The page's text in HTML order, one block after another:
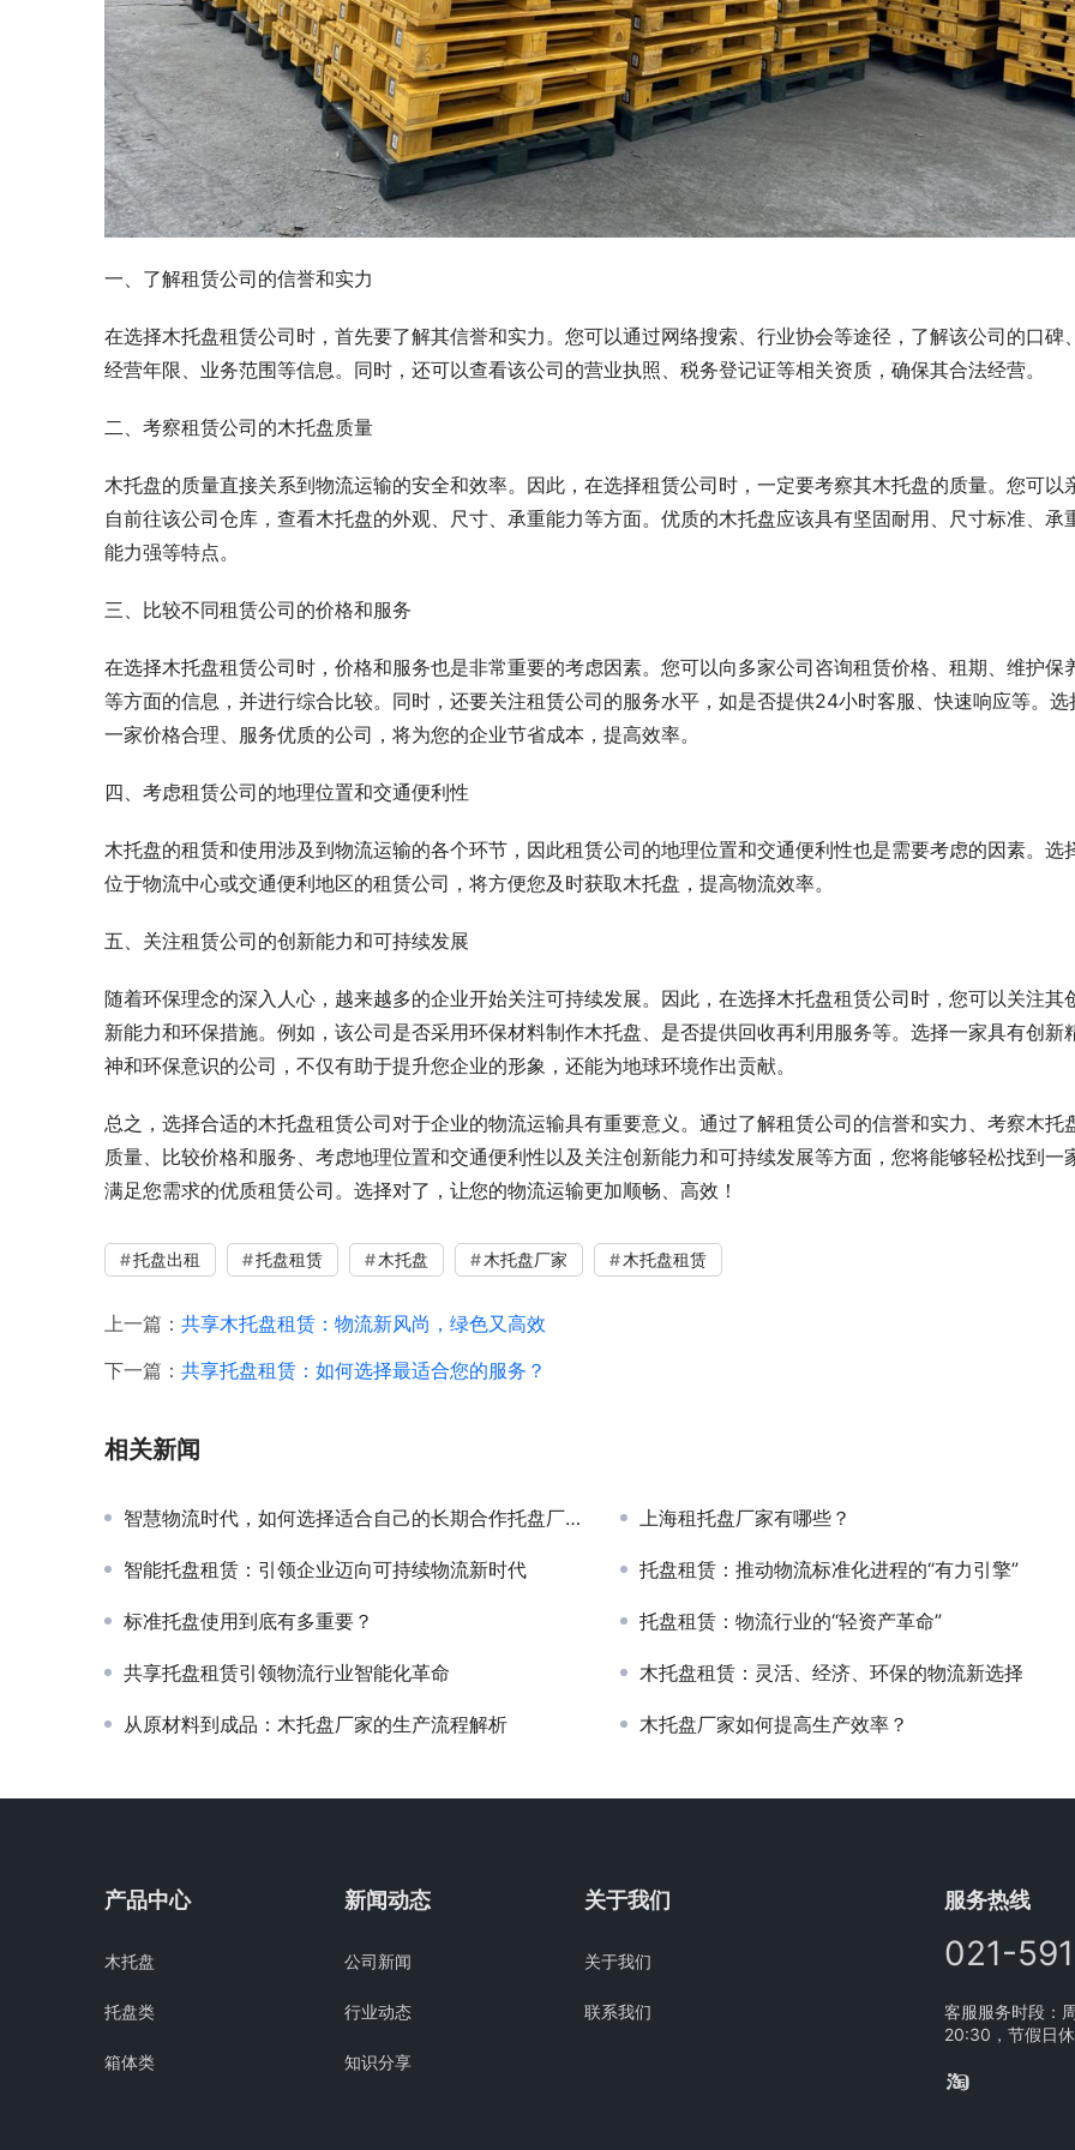
一、了解租赁公司的信誉和实力
在选择木托盘租赁公司时，首先要了解其信誉和实力。您可以通过网络搜索、行业协会等途径，了解该公司的口碑、
经营年限、业务范围等信息。同时，还可以查看该公司的营业执照、税务登记证等相关资质，确保其合法经营。
二、考察租赁公司的木托盘质量
木托盘的质量直接关系到物流运输的安全和效率。因此，在选择租赁公司时，一定要考察其木托盘的质量。您可以
自前往该公司仓库，查看木托盘的外观、尺寸、承重能力等方面。优质的木托盘应该具有坚固耐用、尺寸标准、承
能力强等特点。
三、比较不同租赁公司的价格和服务
在选择木托盘租赁公司时，价格和服务也是非常重要的考虑因素。您可以向多家公司咨询租赁价格、租期、维护保
等方面的信息，并进行综合比较。同时，还要关注租赁公司的服务水平，如是否提供24小时客服、快速响应等。选
一家价格合理、服务优质的公司，将为您的企业节省成本，提高效率。
四、考虑租赁公司的地理位置和交通便利性
木托盘的租赁和使用涉及到物流运输的各个环节，因此租赁公司的地理位置和交通便利性也是需要考虑的因素。选
位于物流中心或交通便利地区的租赁公司，将方便您及时获取木托盘，提高物流效率。
五、关注租赁公司的创新能力和可持续发展
随着环保理念的深入人心，越来越多的企业开始关注可持续发展。因此，在选择木托盘租赁公司时，您可以关注其
新能力和环保措施。例如，该公司是否采用环保材料制作木托盘、是否提供回收再利用服务等。选择一家具有创新
神和环保意识的公司，不仅有助于提升您企业的形象，还能为地球环境作出贡献。
总之，选择合适的木托盘租赁公司对于企业的物流运输具有重要意义。通过了解租赁公司的信誉和实力、考察木托
质量、比较价格和服务、考虑地理位置和交通便利性以及关注创新能力和可持续发展等方面，您将能够轻松找到一
满足您需求的优质租赁公司。选择对了，让您的物流运输更加顺畅、高效！
托盘出租 托盘租赁 木托盘 木托盘厂家 木托盘租赁
上一篇： 共享木托盘租赁：物流新风尚，绿色又高效
下一篇： 共享托盘租赁：如何选择最适合您的服务？
相关新闻
智慧物流时代，如何选择适合自己的长期合作托盘厂商？ 上海租托盘厂家有哪些？
智能托盘租赁：引领企业迈向可持续物流新时代 托盘租赁：推动物流标准化进程的“有力引擎”
标准托盘使用到底有多重要？ 托盘租赁：物流行业的“轻资产革命”
共享托盘租赁引领物流行业智能化革命 木托盘租赁：灵活、经济、环保的物流新选择
从原材料到成品：木托盘厂家的生产流程解析 木托盘厂家如何提高生产效率？
产品中心
木托盘
托盘类
箱体类
新闻动态
公司新闻
行业动态
知识分享
关于我们
关于我们
联系我们
服务热线
021-
客服服务时段：
20:30，节假日